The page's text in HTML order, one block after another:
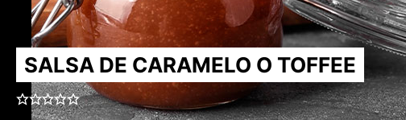
SALSA DE CARAMELO O TOFFEE